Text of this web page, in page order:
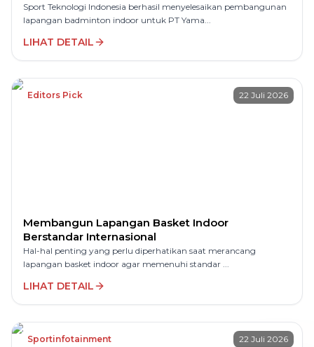
Sport Teknologi Indonesia berhasil menyelesaikan pembangunan
lapangan badminton indoor untuk PT Yama...
LIHAT DETAIL
Editors Pick 22 Juli 2026
Membangun Lapangan Basket Indoor
Berstandar Internasional
Hal-hal penting yang perlu diperhatikan saat merancang
lapangan basket indoor agar memenuhi standar ...
LIHAT DETAIL
Sportinfotainment 22 Juli 2026